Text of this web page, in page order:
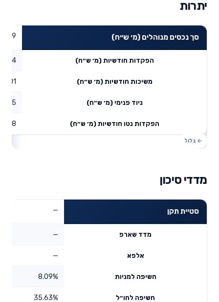
יתרות
סך נכסים מנוהלים (מ׳ ש״ח)
הפקדות חודשיות (מ׳ ש״ח) 0.14
משיכות חודשיות (מ׳ ש״ח) 0.01
ניוד פנימי (מ׳ ש״ח) 0.65
הפקדות נטו חודשיות (מ׳ ש״ח) 0.78
מדדי סיכון
סטיית תקן —
מדד שארפ —
אלפא —
חשיפה למניות 8.09%
חשיפה לחו״ל 35.63%